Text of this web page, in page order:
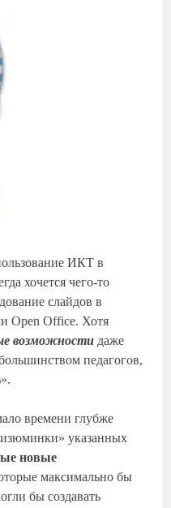
ИКТ в
хочется чего-то
слайдов в
Open Office. Хотя
возможности даже
педагогов,
времени глубже
указанных
новые
максимально бы
бы создавать